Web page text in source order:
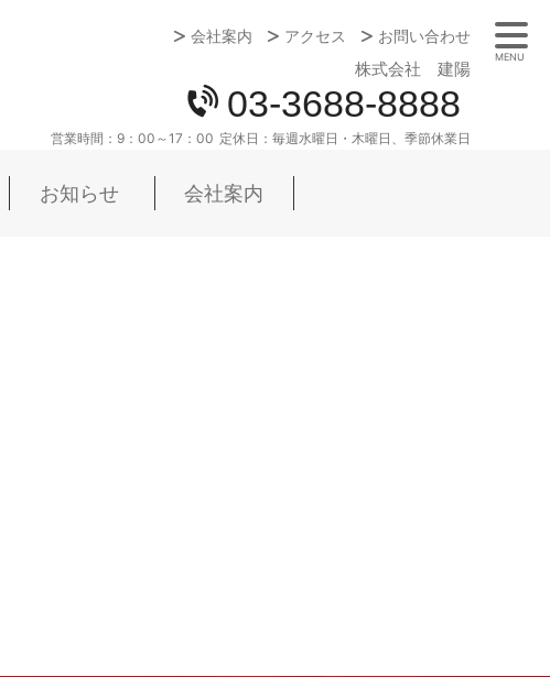
会社案内
アクセス お問い合わせ
株式会社 建陽
03-3688-8888
営業時間： 9：00～17：00 定休日： 毎週水曜日・木曜日、季節休業日
お知らせ 会社案内
MENU